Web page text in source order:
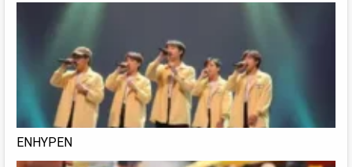
ENHYPEN